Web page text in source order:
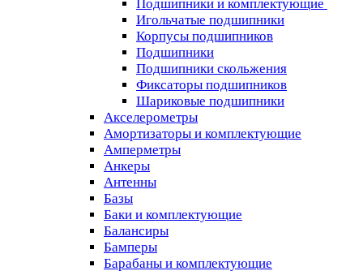
Подшипники и комплектующие
Игольчатые подшипники
Корпусы подшипников
Подшипники
Подшипники скольжения
Фиксаторы подшипников
Шариковые подшипники
Акселерометры
Амортизаторы и комплектующие
Амперметры
Анкеры
Антенны
Базы
Баки и комплектующие
Балансиры
Бамперы
Барабаны и комплектующие